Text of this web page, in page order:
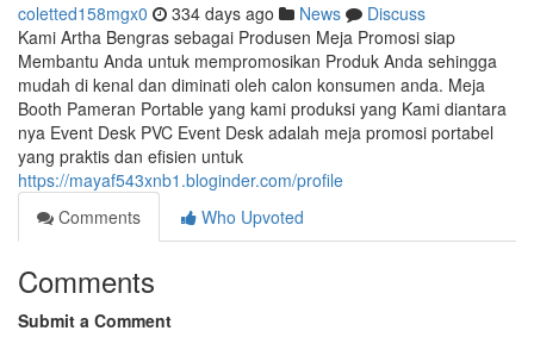
coletted158mgx0 334 days ago News
Discuss
Kami Artha Bengras sebagai Produsen Meja Promosi siap
Membantu Anda untuk mempromosikan Produk Anda sehingga
mudah di kenal dan diminati oleh calon konsumen anda. Meja
Booth Pameran Portable yang kami produksi yang Kami diantara
nya Event Desk PVC Event Desk adalah meja promosi portabel
yang praktis dan efisien untuk
https://mayaf543xnb1.bloginder.com/profile
Comments
Who Upvoted
Comments
Submit a Comment